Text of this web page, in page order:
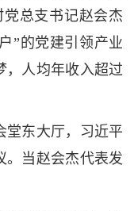
总支书记赵会杰
”的党建引领产业
，人均年收入超过
东大厅，习近平
。当赵会杰代表发